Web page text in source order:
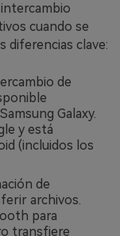
cuando se
diferencias clave:
de
Galaxy.
y está
(incluidos los
de
archivos.
para
transfiere